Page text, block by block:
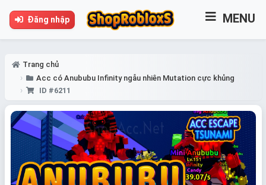
Đăng nhập MENU
Trang chủ
Acc có Anububu Infinity ngẫu nhiên Mutation cực khủng
ID #6211